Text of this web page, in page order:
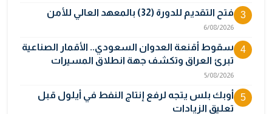
3 فتح التقديم للدورة (32) بالمعهد العالي للأمن
6/08/2026
4
سقوط أقنعة العدوان السعودي.. الأقمار الصناعية
تبرئ العراق وتكشف جهة انطلاق المسيرات
5/08/2026
5
أوبك بلس يتجه لرفع إنتاج النفط في أيلول قبل
تعليق الزيادات